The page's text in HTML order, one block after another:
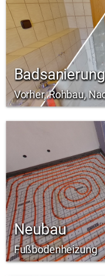
Vorher, Rohbau,
Neubau
Fußbodenheizung